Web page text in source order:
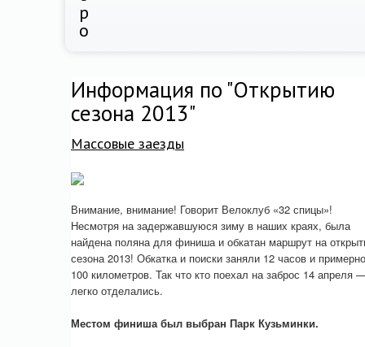
р
о
Информация по "Открытию
сезона 2013"
Массовые заезды
Внимание, внимание! Говорит Велоклуб «32 спицы»!
Несмотря на задержавшуюся зиму в наших краях, была
найдена поляна для финиша и обкатан маршрут на
сезона 2013! Обкатка и поиски заняли 12 часов и примерно
100 километров. Так что кто поехал на заброс 14 апреля
легко отделались.
Местом финиша был выбран Парк Кузьминки.